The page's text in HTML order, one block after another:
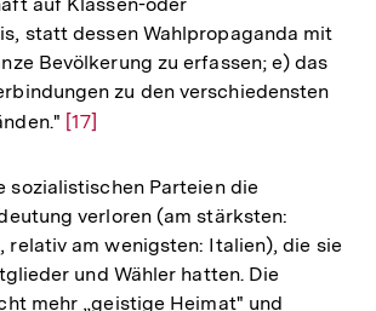
statt dessen Wahlpropaganda mit
Bevölkerung zu erfassen; e) das
zu den verschiedensten
Zur
der
Fußnote
[17]
sozialistischen Parteien die
verloren (am stärksten:
relativ am wenigsten: Italien), die sie
und Wähler hatten. Die
mehr „geistige Heimat" und